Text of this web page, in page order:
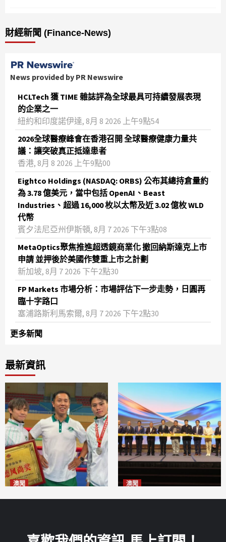
財經新聞 (Finance-News)
News provided by PR Newswire
HCLTech 獲 TIME 雜誌評為全球最具可持續發展表現
的企業之一
紐約和印度諾伊達, 8月 8 2026 上午9點54
2026全球醫療峰會在香港召開 全球醫療健康力量共
議：讓突破真正抵達患者
香港, 8月 8 2026 上午9點00
Eightco Holdings (NASDAQ: ORBS) 公布其總持倉量約
為 3.78 億美元，當中包括 OpenAI、Beast
Industries、超過 16,000 枚以太幣及近 3.02 億枚 WLD
代幣
賓夕法尼亞州伊斯頓, 8月 7 2026 下午3點08
MetaOptics聚焦推進超透鏡商業化 撤回納斯達克上市
申請 並押後於美國作雙重上市之計劃
新加坡, 8月 7 2026 下午2點30
FP Markets 市場分析：市場評估下一步走勢，日圓再
臨十字路口
塞浦路斯利馬索爾, 8月 7 2026 下午2點30
更多新聞
最新資訊
澳聞 澳聞